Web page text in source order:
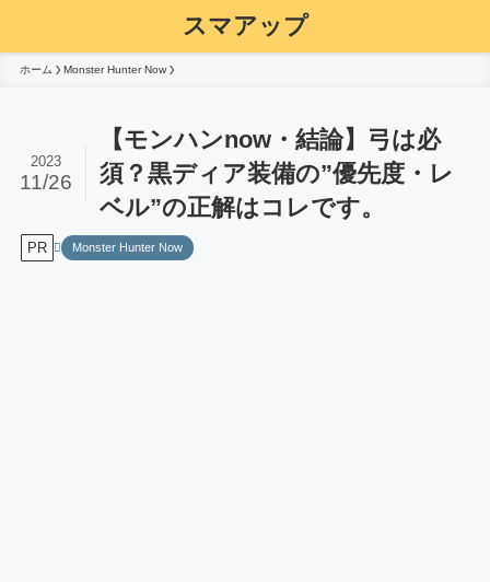
スマアップ
ホーム Monster Hunter Now
【モンハンnow・結論】弓は必
須？黒ディア装備の”優先度・レ
ベル”の正解はコレです。
2023
11/26
PR Monster Hunter Now